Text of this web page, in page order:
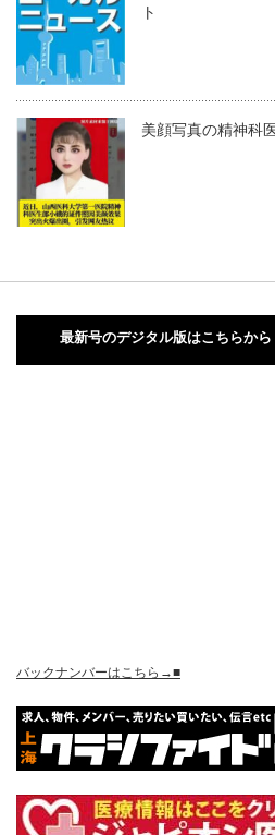
ト
美顔写真の精神科
最新号のデジタル版はこちらから
バックナンバーはこちら→■